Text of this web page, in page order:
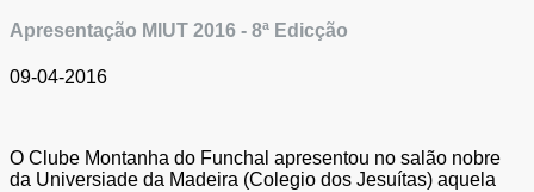
Apresentação MIUT 2016 - 8ª Edicção
09-04-2016
O Clube Montanha do Funchal apresentou no salão nobre
da Universiade da Madeira (Colegio dos Jesuítas) aquela